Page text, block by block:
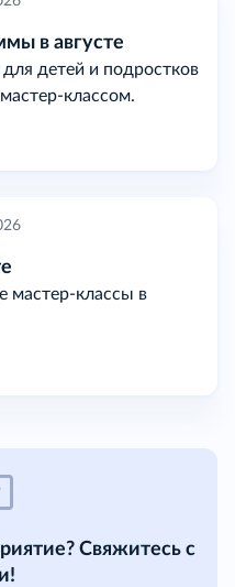
в августе
детей и подростков
классом.
мастер-классы в
Свяжитесь с